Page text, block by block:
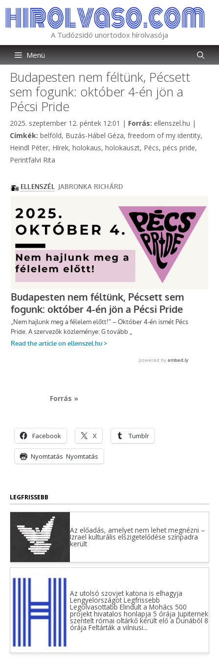
tartalomba
A Tudózsidó unortodox hírolvasója
Menü
Budapesten nem féltünk, Pécsett
sem fogunk: október 4-én jön a
Pécsi Pride
2025. szeptember 12. péntek 12:01 | Forrás: Kategória
ellenszel.hu |
Címkék: Címkék
belföld, Buzás-Hábel Géza, freedom of my identity,
Heindl Péter, Hírek, holokaus, holokauszt, Pécs, pécs pride,
Perintfalvi Rita
Forrás »
Facebook X Tumblr
Nyomtatás Nyomtatás
LEGFRISSEBB
Az előadás, amelyet nem lehet megnézni –
Izrael kulturális elszigetelődése színpadra
került
Az utolsó szovjet katona is elhagyja
Lengyelországot Legfrissebb
Legolvasottabb Elindult a Mohács 500
projekt hivatalos honlapja 5 órája Jupiternek
szentelt római oltárkő került elő a Dunából 8
órája Feltárták a vilniusi...